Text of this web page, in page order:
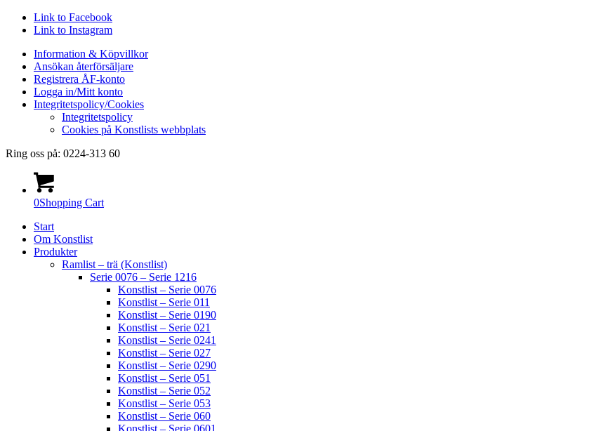
Link to Facebook
Link to Instagram
Information & Köpvillkor
Ansökan återförsäljare
Registrera ÅF-konto
Logga in/Mitt konto
Integritetspolicy/Cookies
Integritetspolicy
Cookies på Konstlists webbplats
Ring oss på: 0224-313 60
0Shopping Cart
Start
Om Konstlist
Produkter
Ramlist – trä (Konstlist)
Serie 0076 – Serie 1216
Konstlist – Serie 0076
Konstlist – Serie 011
Konstlist – Serie 0190
Konstlist – Serie 021
Konstlist – Serie 0241
Konstlist – Serie 027
Konstlist – Serie 0290
Konstlist – Serie 051
Konstlist – Serie 052
Konstlist – Serie 053
Konstlist – Serie 060
Konstlist – Serie 0601